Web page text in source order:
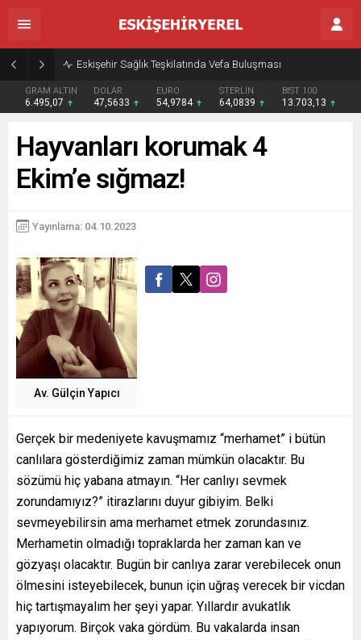
Eskişehir Sağlık Teşkilatında Vefa Buluşması
GRAM ALTIN
6.495,07
DOLAR
47,5633
EURO
54,9784
STERLİN
64,0839
BIST 100
13.703,13
Hayvanları korumak 4
Ekim’e sığmaz!
Yayınlama: 04.10.2023
Av. Gülçin Yapıcı
Gerçek bir medeniyete kavuşmamız “merhamet” i bütün
canlılara gösterdiğimiz zaman mümkün olacaktır. Bu
sözümü hiç yabana atmayın. “Her canlıyı sevmek
zorundamıyız?” itirazlarını duyur gibiyim. Belki
sevmeyebilirsin ama merhamet etmek zorundasınız.
Merhametin olmadığı topraklarda her zaman kan ve
gözyaşı olacaktır. Bugün bir canlıya zarar verebilecek onun
ölmesini isteyebilecek, bunun için uğraş verecek bir vicdan
hiç tartışmayalım her şeyi yapar. Yıllardır avukatlık
yapıyorum. Birçok vaka gördüm. Bu vakalarda insan